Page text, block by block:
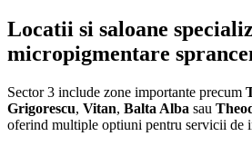
Locatii si saloane
micropigmentare
Sector 3 include zone importante precum
Grigorescu, Vitan, Balta Alba sau
oferind multiple optiuni pentru servicii de